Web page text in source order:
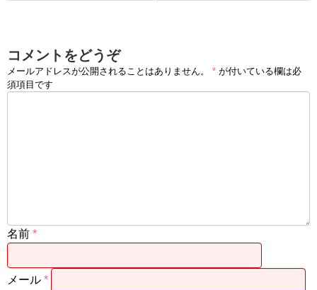
コメントをどうぞ
メールアドレスが公開されることはありません。 * が付いている欄は必
須項目です
名前 *
メール *